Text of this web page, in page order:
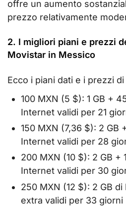
offre un aumento
prezzo relativamente
2. I migliori piani e prezzi
Movistar in Messico
Ecco i piani dati e i prezzi
100 MXN (5 $): 1 GB +
Internet validi per 21
150 MXN (7,36 $): 2 GB
Internet validi per 28
200 MXN (10 $): 2 GB +
Internet validi per 30
250 MXN (12 $): 2 GB
extra validi per 33 giorni